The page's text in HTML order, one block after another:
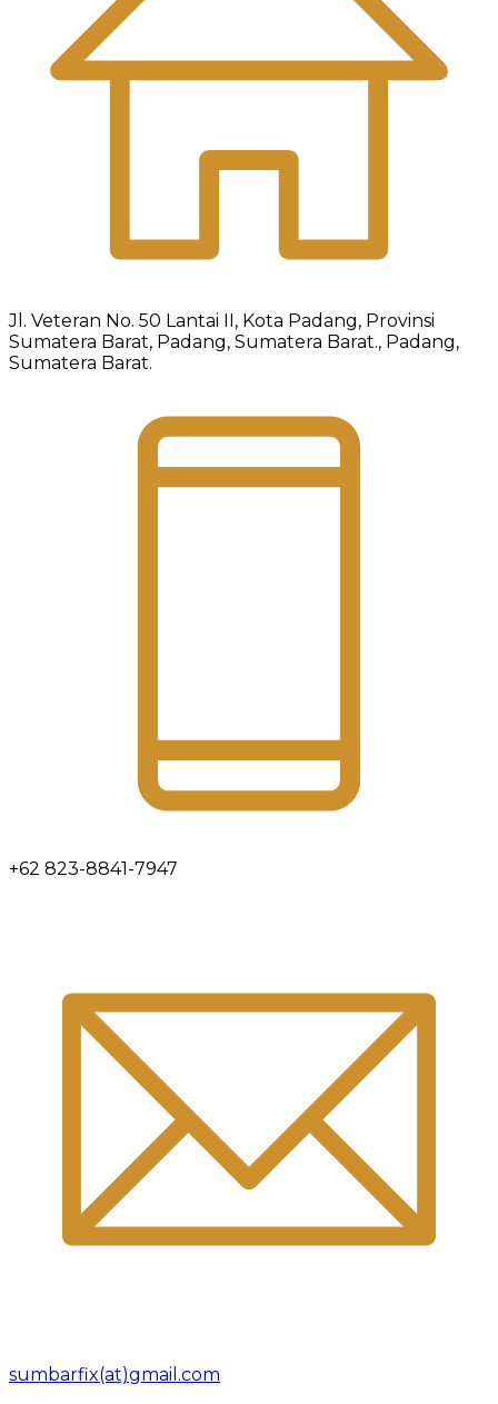
Jl. Veteran No. 50 Lantai II, Kota Padang, Provinsi
Sumatera Barat, Padang, Sumatera Barat., Padang,
Sumatera Barat.
+62 823-8841-7947
sumbarfix(at)gmail.com